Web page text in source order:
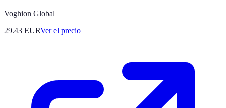
Voghion Global
29.43 EURVer el precio